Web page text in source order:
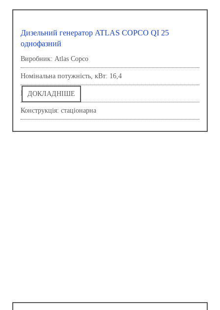
Дизельний генератор ATLAS COPCO QI 25
однофазний
Виробник: Atlas Copco
Номінальна потужність, кВт: 16,4
Напруга, В: 230,0
Конструкція: стаціонарна
ДОКЛАДНІШЕ